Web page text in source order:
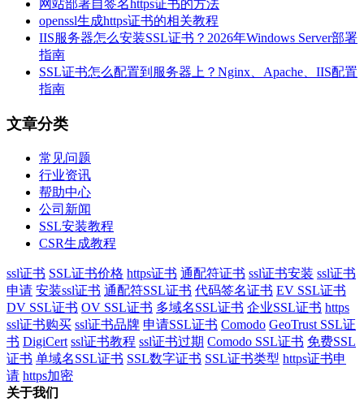
网站部署自签名https证书的方法
openssl生成https证书的相关教程
IIS服务器怎么安装SSL证书？2026年Windows Server部署
指南
SSL证书怎么配置到服务器上？Nginx、Apache、IIS配置
指南
文章分类
常见问题
行业资讯
帮助中心
公司新闻
SSL安装教程
CSR生成教程
ssl证书 SSL证书价格 https证书 通配符证书 ssl证书安装 ssl证书
申请 安装ssl证书 通配符SSL证书 代码签名证书 EV SSL证书
DV SSL证书 OV SSL证书 多域名SSL证书 企业SSL证书 https
ssl证书购买 ssl证书品牌 申请SSL证书 Comodo GeoTrust SSL证
书 DigiCert ssl证书教程 ssl证书过期 Comodo SSL证书 免费SSL
证书 单域名SSL证书 SSL数字证书 SSL证书类型 https证书申
请 https加密
关于我们